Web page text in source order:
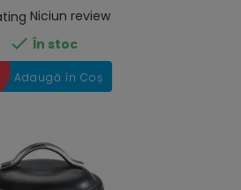
Niciun review
 În stoc
Adaugă în Coș